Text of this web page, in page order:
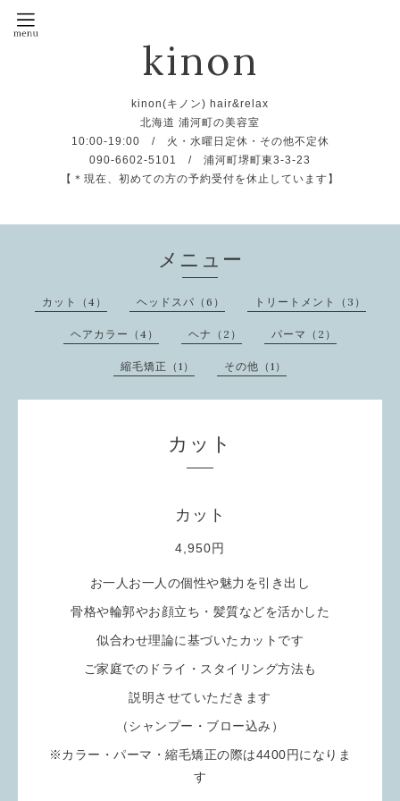
kinon
kinon(キノン) hair&relax
北海道 浦河町の美容室
10:00-19:00 / 火・水曜日定休・その他不定休
090-6602-5101 / 浦河町堺町東3-3-23
【＊現在、初めての方の予約受付を休止しています】
メニュー
カット（4） ヘッドスパ（6） トリートメント（3）
ヘアカラー（4） ヘナ（2） パーマ（2）
縮毛矯正（1） その他（1）
カット
カット
4,950円
お一人お一人の個性や魅力を引き出し
骨格や輪郭やお顔立ち・髪質などを活かした
似合わせ理論に基づいたカットです
ご家庭でのドライ・スタイリング方法も
説明させていただきます
（シャンプー・ブロー込み）
※カラー・パーマ・縮毛矯正の際は4400円になりま
す